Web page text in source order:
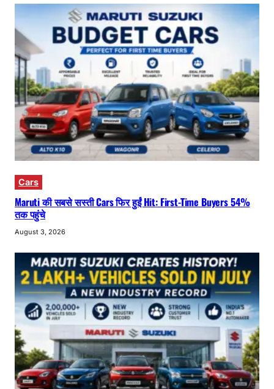
Cars
Maruti की सबसे सस्ती Cars फिर हुईं Hit: First-Time Buyers 54%
तक पहुंचे
August 3, 2026